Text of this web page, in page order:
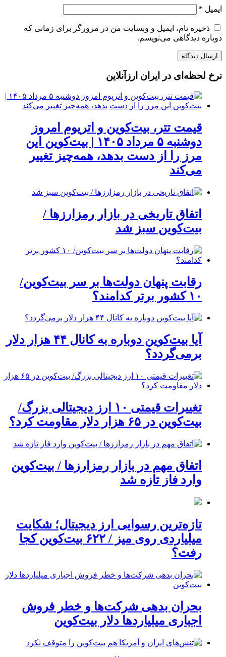
ایمیل *
ذخیره نام، ایمیل و وبسایت من در مرورگر برای زمانی که
دوباره دیدگاهی می‌نویسم.
نرخ لحظه‌ای در ایران ارزآنلاین
قیمت تتر، بیت‌کوین و اتریوم امروز
دوشنبه ۵ مرداد ۱۴۰۵ | بیت‌کوین این
مرز را از دست بدهد، همه‌چیز تغییر
می‌کند
اتفاق تاریخی در بازار رمزارزها /
بیت‌کوین سبز شد
رقابت پنهان دولت‌ها بر سر بیت‌کوین/
۱۰ کشور برتر کدامند؟
آیا بیت‌کوین دوباره به کانال ۴۴ هزار دلار
برمی‌گردد؟
تغییرات قیمتی ۱۰ ارز دیجیتالی بزرگ/
بیت‌کوین در ۶۵ هزار دلار مقاومت کرد؟
اتفاق مهم در بازار رمزارزها / بیت‌کوین
وارد فاز تازه شد
تازه‌ترین رسوایی ارز دیجیتال؛ شکایت
میلیاردی روی میز / ۶۲۲ بیت‌کوین کجا
رفت؟
بحران بدهی شرکت‌ها و خطر فروش
اجباری میلیاردها دلار بیت‌کوین